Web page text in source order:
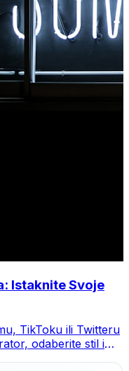
Istaknite Svoje
TikToku ili Twitteru
odaberite stil i